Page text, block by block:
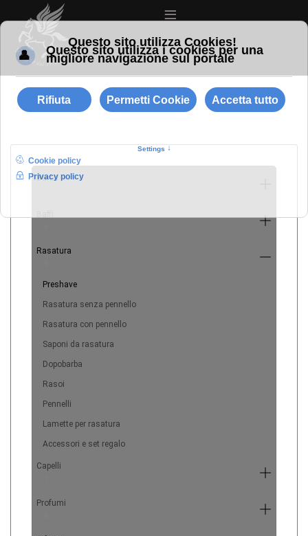
≡
Barba
Rasatura
Preshave
Rasatura senza pennello
Rasatura con pennello
Saponi da rasatura
Dopobarba
Rasoi
Pennelli
Lamette per rasatura
Accessori e set regalo
Capelli
Profumi